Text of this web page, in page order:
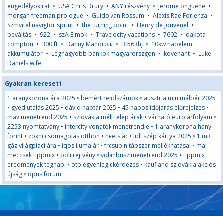
engedélyokirat • USA Chris Drury • ANY részvény • jerome onguene •
morgan freeman prologue • Guido van Rossum • Alexis Rae Forlenza •
Szmvitel navigtor sprint • the turning point • Henry de Jouvenel •
beváltás • 922 • szÄ Ë mok • Travelocity vacations • 7602 • dakota
compton • 300 ft • Danny Mandroiu • Bt563hj • 10kw napelem
akkumulátor • Legnagyobb bankok magyarorszgon • kovenant • Luke
Daniels wife
Gyakran keresett
1 aranykorona ára 2025 • bemért rendszámok • ausztria minimálbér 2025
• gyed utalás 2025 • dávid naptár 2025 • 45 napos időjárás előrejelzés •
máv menetrend 2025 • szlovákia méh telep árak • várható euro árfolyam •
2253 nyomtatvány • intercity vonatok menetrendje • 1 aranykorona hány
forint • zokni csomagolás otthon • heets ár • lidl szép kártya 2025 • 1 m3
gáz világpiaci ára • iqos iluma ár •fresubin tápszer mellékhatásai • mai
meccsek tippmix • pöli rejtvény • volánbusz menetrend 2025 • tippmix
eredmények tegnapi • otp egyenleglekérdezés • kaufland szlovákia akciós
újság • opus forum